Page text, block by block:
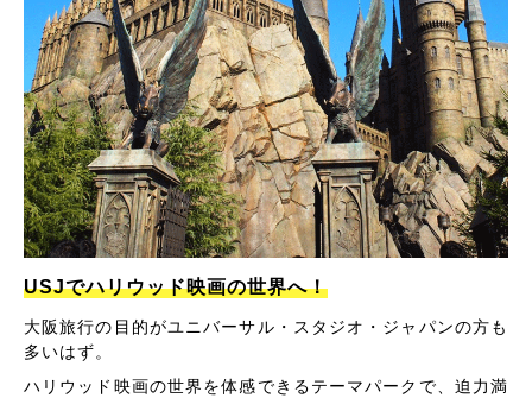
USJでハリウッド映画の世界へ！
大阪旅行の目的がユニバーサル・スタジオ・ジャパンの方も
多いはず。
ハリウッド映画の世界を体感できるテーマパークで、迫力満